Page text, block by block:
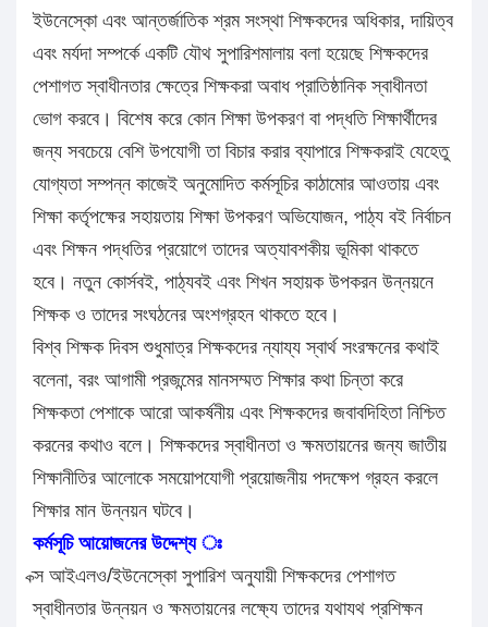
ইউনেস্কো এবং আন্তর্জাতিক শ্রম সংস্থা শিক্ষকদের অধিকার, দায়িত্ব
এবং মর্যদা সম্পর্কে একটি যৌথ সুপারিশমালায় বলা হয়েছে শিক্ষকদের
পেশাগত স্বাধীনতার ক্ষেত্রে শিক্ষকরা অবাধ প্রাতিষ্ঠানিক স্বাধীনতা
ভোগ করবে। বিশেষ করে কোন শিক্ষা উপকরণ বা পদ্ধতি শিক্ষার্থীদের
জন্য সবচেয়ে বেশি উপযোগী তা বিচার করার ব্যাপারে শিক্ষকরাই যেহেতু
যোগ্যতা সম্পন্ন কাজেই অনুমোদিত কর্মসূচির কাঠামোর আওতায় এবং
শিক্ষা কর্তৃপক্ষের সহায়তায় শিক্ষা উপকরণ অভিযোজন, পাঠ্য বই নির্বাচন
এবং শিক্ষন পদ্ধতির প্রয়োগে তাদের অত্যাবশকীয় ভূমিকা থাকতে
হবে। নতুন কোর্সবই, পাঠ্যবই এবং শিখন সহায়ক উপকরন উন্নয়নে
শিক্ষক ও তাদের সংঘঠনের অংশগ্রহন থাকতে হবে।
বিশ্ব শিক্ষক দিবস শুধুমাত্র শিক্ষকদের ন্যায্য স্বার্থ সংরক্ষনের কথাই
বলেনা, বরং আগামী প্রজন্মের মানসম্মত শিক্ষার কথা চিন্তা করে
শিক্ষকতা পেশাকে আরো আকর্ষনীয় এবং শিক্ষকদের জবাবদিহিতা নিশ্চিত
করনের কথাও বলে। শিক্ষকদের স্বাধীনতা ও ক্ষমতায়নের জন্য জাতীয়
শিক্ষানীতির আলোকে সময়োপযোগী প্রয়োজনীয় পদক্ষেপ গ্রহন করলে
শিক্ষার মান উন্নয়ন ঘটবে।
কর্মসূচি আয়োজনের উদ্দেশ্য ঃ
ক্স আইএলও/ইউনেস্কো সুপারিশ অনুযায়ী শিক্ষকদের পেশাগত
স্বাধীনতার উন্নয়ন ও ক্ষমতায়নের লক্ষ্যে তাদের যথাযথ প্রশিক্ষন